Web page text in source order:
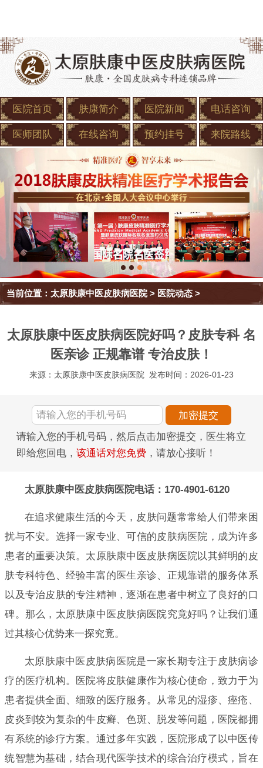
医院首页 肤康简介 医院新闻 电话咨询
医师团队 在线咨询 预约挂号 来院路线
当前位置： 太原肤康中医皮肤病医院> 医院动态 >
太原肤康中医皮肤病医院好吗？皮肤专科 名
医亲诊 正规靠谱 专治皮肤！
来源：太原肤康中医皮肤病医院 发布时间：2026-01-23
请输入您的手机号码，然后点击加密提交，医生将立
即给您回电， 该通话对您免费 ，请放心接听！
太原肤康中医皮肤病医院电话：170-4901-6120
在追求健康生活的今天，皮肤问题常常给人们带来困
扰与不安。选择一家专业、可信的皮肤病医院，成为许多
患者的重要决策。太原肤康中医皮肤病医院以其鲜明的皮
肤专科特色、经验丰富的医生亲诊、正规靠谱的服务体系
以及专治皮肤的专注精神，逐渐在患者中树立了良好的口
碑。那么，太原肤康中医皮肤病医院究竟好吗？让我们通
过其核心优势来一探究竟。
太原肤康中医皮肤病医院是一家长期专注于皮肤病诊
疗的医疗机构。医院将皮肤健康作为核心使命，致力于为
患者提供全面、细致的医疗服务。从常见的湿疹、痤疮、
皮炎到较为复杂的牛皮癣、色斑、脱发等问题，医院都拥
有系统的诊疗方案。通过多年实践，医院形成了以中医传
统智慧为基础，结合现代医学技术的综合治疗模式，旨在